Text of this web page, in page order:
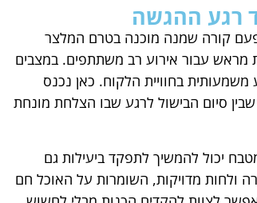
רגע ההגשה
פעם קורה שמנה מוכנה בטרם המלצר
מראש עבור אירוע רב משתתפים. במצבים
בחוויית הלקוח. כאן נכנס
סיום הבישול לרגע שבו הצלחת מונחת
יכול להמשיך לתפקד ביעילות גם
ולחות מדויקות, השומרות על האוכל חם